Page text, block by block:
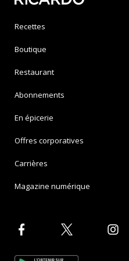
Recettes
Boutique
Restaurant
Abonnements
En épicerie
Offres corporatives
Carrières
Magazine numérique